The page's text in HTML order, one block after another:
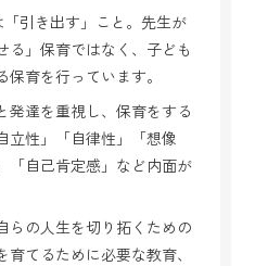
引き出す」こと。先生が
る」保育ではなく、子ども
育を行っています。
発達を重視し、保育をする
立性」「自律性」「想像
「自己肯定感」など内面が
らの人生を切り拓くための
育てるために必要な教育、